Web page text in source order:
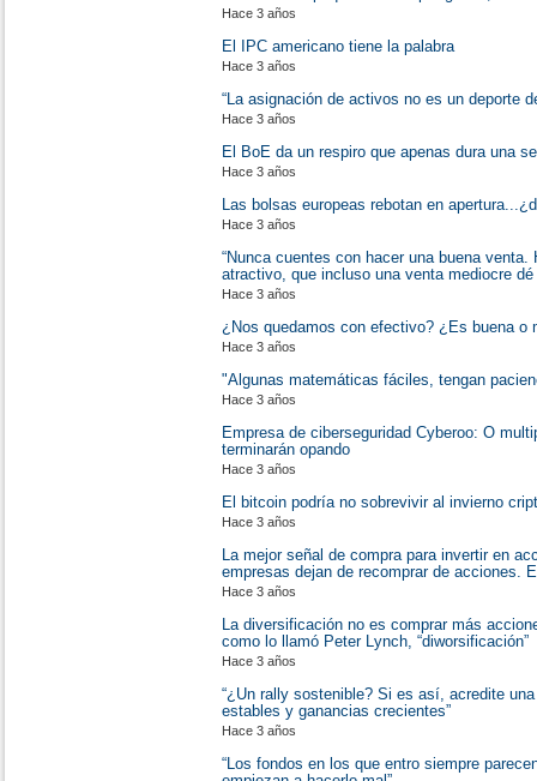
Hace 3 años
El IPC americano tiene la palabra
Hace 3 años
“La asignación de activos no es un deporte
Hace 3 años
El BoE da un respiro que apenas dura una
Hace 3 años
Las bolsas europeas rebotan en
Hace 3 años
“Nunca cuentes con hacer una buena
atractivo, que incluso una venta mediocre dé
Hace 3 años
¿Nos quedamos con efectivo? ¿Es buena o
Hace 3 años
"Algunas matemáticas fáciles, tengan
Hace 3 años
Empresa de ciberseguridad Cyberoo: O
terminarán opando
Hace 3 años
El bitcoin podría no sobrevivir al invierno
Hace 3 años
La mejor señal de compra para invertir en
empresas dejan de recomprar de acciones.
Hace 3 años
La diversificación no es comprar más
como lo llamó Peter Lynch, “diworsificación”
Hace 3 años
“¿Un rally sostenible? Si es así, acredite
estables y ganancias crecientes”
Hace 3 años
“Los fondos en los que entro siempre